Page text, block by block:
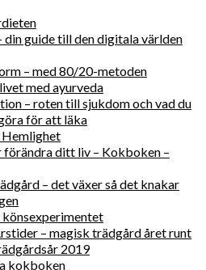
din guide till den digitala världen
– med 80/20-metoden
med ayurveda
– roten till sjukdom och vad du
för att läka
förändra ditt liv – Kokboken –
– det växer så det knakar
– magisk trädgård året runt
2019
kokboken